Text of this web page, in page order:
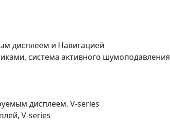
дисплеем и Навигацией
система активного шумоподавления
дисплеем, V-series
V-series